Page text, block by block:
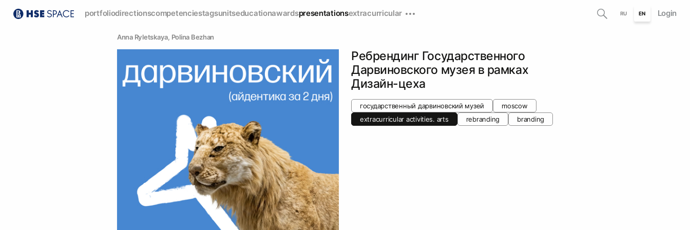
portfoliodirectionscompetenciestagsunitseducationawardspresentationsextracurricular RU EN Login
Anna Ryletskaya, Polina Bezhan
Ребрендинг Государственного
Дарвиновского музея в рамках
Дизайн-цеха
государственный дарвиновский музей
moscow
extracurricular activities. arts
rebranding branding